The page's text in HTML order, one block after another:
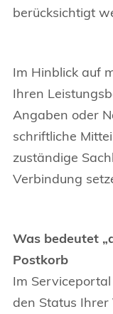
berücksichtigt
Im Hinblick auf
Ihren
Angaben oder
schriftliche
zuständige
Verbindung
Was bedeutet
Postkorb
Im Serviceportal
den Status